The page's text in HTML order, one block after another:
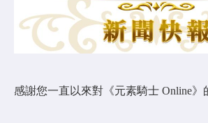
感謝您一直以來對《元素騎士 Online》